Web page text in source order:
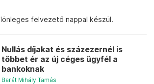
felvezető nappal készül.
Nullás díjakat és százezernél is
többet ér az új céges ügyfél a
bankoknak
Barát Mihály Tamás